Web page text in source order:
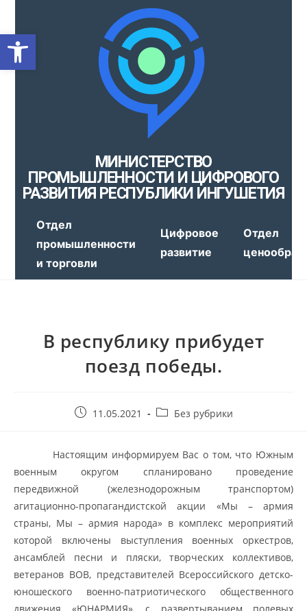
Открыть панель
МИНИСТЕРСТВО
ПРОМЫШЛЕННОСТИ И ЦИФРОВОГО
РАЗВИТИЯ РЕСПУБЛИКИ ИНГУШЕТИЯ
Отдел
промышленности
и торговли
Цифровое
развитие
Отдел
В республику прибудет
поезд победы.
11.05.2021 Без рубрики
Настоящим информируем Вас о том, что Южным
военным округом спланировано проведение
передвижной (железнодорожным транспортом)
агитационно-пропагандистской акции «Мы – армия
страны, Мы – армия народа» в комплекс мероприятий
которой включены выступления военных оркестров,
ансамблей песни и пляски, творческих коллективов,
ветеранов ВОВ, представителей Всероссийского детско-
юношеского военно-патриотического общественного